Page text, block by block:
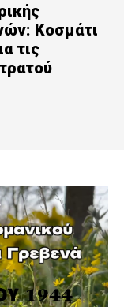
Κοσμάτι
τις